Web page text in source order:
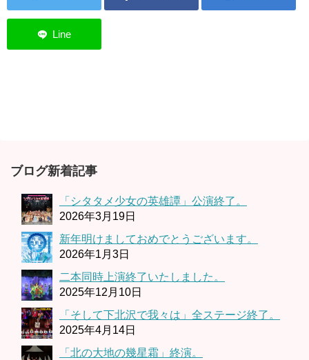
ブログ新着記事
「シタタメ少女の英雄譚」公演終了。
2026年3月19日
新年明けましておめでとうございます。
2026年1月3日
二本同時上演終了いたしました。
2025年12月10日
「そして下北沢で我々は」全ステージ終了。
2025年4月14日
「北の大地の幾星霜」終演。